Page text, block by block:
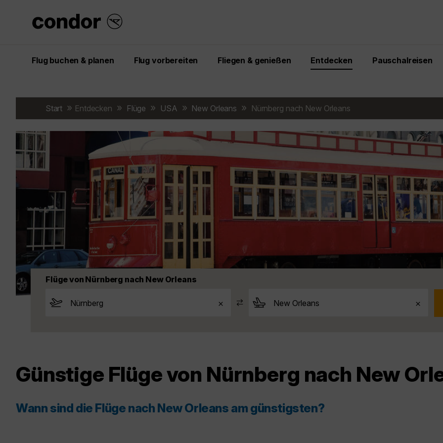
Flug buchen & planen Flug vorbereiten Fliegen & genießen Entdecken Pauschalreisen
Start Entdecken Flüge USA New Orleans Nürnberg nach New Orleans
Flüge von Nürnberg nach New Orleans
Günstige Flüge von Nürnberg nach New
Wann sind die Flüge nach New Orleans am günstigsten?